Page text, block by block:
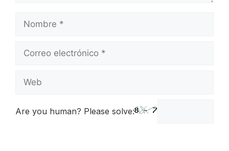
Nombre
Correo
Web
Are you human? Please solve: